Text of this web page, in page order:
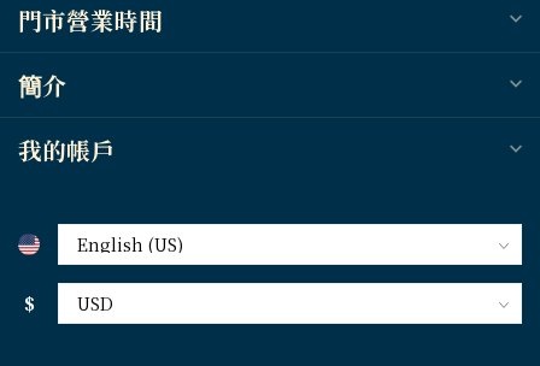
門市營業時間
簡介
我的帳戶
$